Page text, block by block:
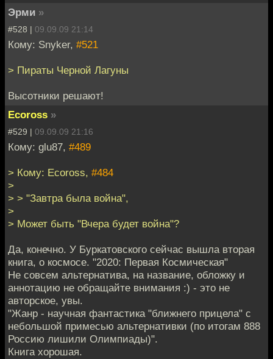
Эрми »
#528 | 09.09.09 21:14
Кому: Snyker, #521
> Пираты Черной Лагуны
Высотники решают!
Ecoross »
#529 | 09.09.09 21:16
Кому: glu87, #489
> Кому: Ecoross, #484
>
> > "Завтра была война",
>
> Может быть "Вчера будет война"?
Да, конечно. У Буркатовского сейчас вышла вторая
книга, о космосе. "2020: Первая Космическая"
Не совсем альтернатива, на название, обложку и
аннотацию не обращайте внимания :) - это не
авторское, увы.
"Жанр - научная фантастика "ближнего прицела" с
небольшой примесью альтернативки (по итогам 888
Россию лишили Олимпиады)".
Книга хорошая.